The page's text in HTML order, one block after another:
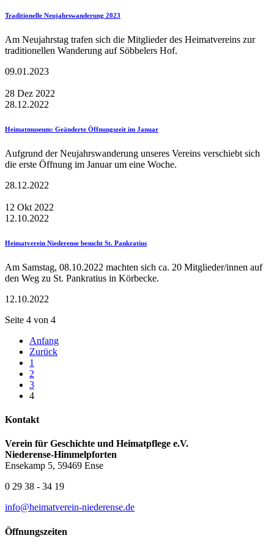
Traditionelle Neujahrswanderung 2023
Am Neujahrstag trafen sich die Mitglieder des Heimatvereins zur
traditionellen Wanderung auf Söbbelers Hof.
09.01.2023
28 Dez 2022
28.12.2022
Heimatmuseum: Geänderte Öffnungszeit im Januar
Aufgrund der Neujahrswanderung unseres Vereins verschiebt sich
die erste Öffnung im Januar um eine Woche.
28.12.2022
12 Okt 2022
12.10.2022
Heimatverein Niederense besucht St. Pankratius
Am Samstag, 08.10.2022 machten sich ca. 20 Mitglieder/innen auf
den Weg zu St. Pankratius in Körbecke.
12.10.2022
Seite 4 von 4
Anfang
Zurück
1
2
3
4
Kontakt
Verein für Geschichte und Heimatpflege e.V.
Niederense-Himmelpforten
Ensekamp 5, 59469 Ense
0 29 38 - 34 19
info@heimatverein-niederense.de
Öffnungszeiten